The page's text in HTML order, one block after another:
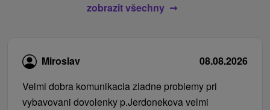
zobrazit všechny
Miroslav
08.08.2026
Velmi dobra komunikacia ziadne problemy pri
vybavovani dovolenky p.Jerdonekova velmi